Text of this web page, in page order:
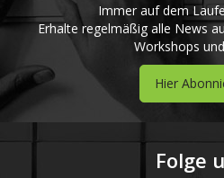
Immer auf dem
Erhalte regelmäßig alle News
Workshops
Hier
Folge